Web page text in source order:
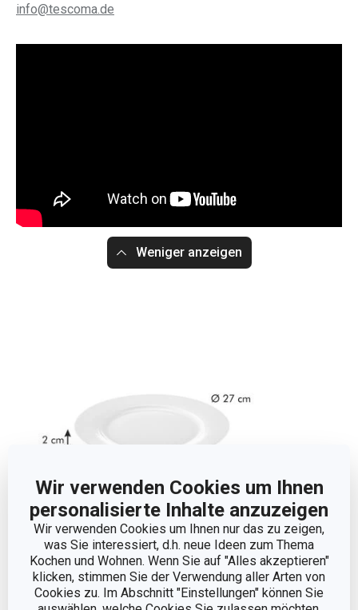
Wir verwenden Cookies um Ihnen
personalisierte Inhalte anzuzeigen
Wir verwenden Cookies um Ihnen nur das zu zeigen,
was Sie interessiert, d.h. neue Ideen zum Thema
Kochen und Wohnen. Wenn Sie auf "Alles akzeptieren"
klicken, stimmen Sie der Verwendung aller Arten von
Cookies zu. Im Abschnitt "Einstellungen" können Sie
info@tescoma.de
Weniger anzeigen
Abmessungen